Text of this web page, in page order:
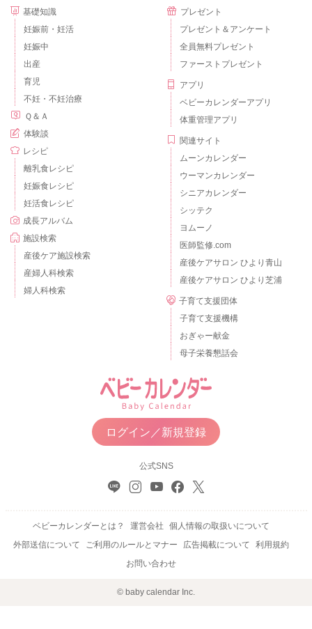
基礎知識
妊娠前・妊活
妊娠中
出産
育児
不妊・不妊治療
Ｑ＆Ａ
体験談
レシピ
離乳食レシピ
妊娠食レシピ
妊活食レシピ
成長アルバム
施設検索
産後ケア施設検索
産婦人科検索
婦人科検索
プレゼント
プレゼント＆アンケート
全員無料プレゼント
ファーストプレゼント
アプリ
ベビーカレンダーアプリ
体重管理アプリ
関連サイト
ムーンカレンダー
ウーマンカレンダー
シニアカレンダー
シッテク
ヨムーノ
医師監修.com
産後ケアサロン ひより青山
産後ケアサロン ひより芝浦
子育て支援団体
子育て支援機構
おぎゃー献金
母子栄養懇話会
ログイン／新規登録
公式SNS
ベビーカレンダーとは？ 運営会社
個人情報の取扱いについて
外部送信について
ご利用のルールとマナー 広告掲載について
利用規約
お問い合わせ
© baby calendar Inc.